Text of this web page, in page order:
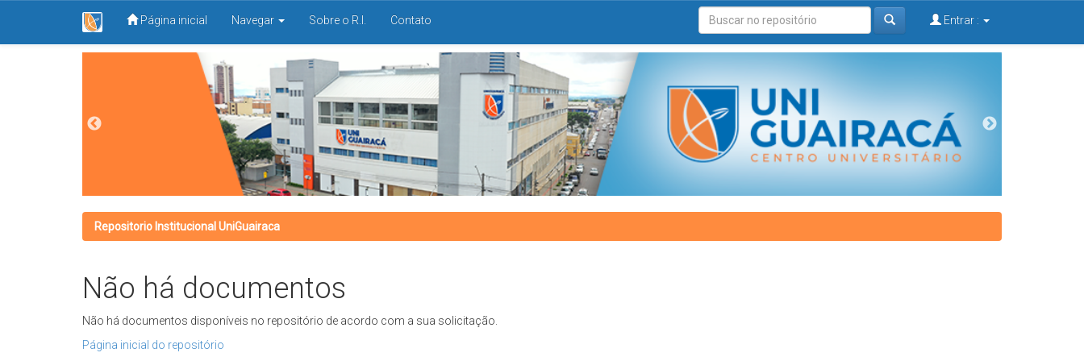
Página inicial Navegar Sobre o R.I. Contato Entrar :
Repositorio Institucional UniGuairaca
Não há documentos
Não há documentos disponíveis no repositório de acordo com a sua solicitação.
Página inicial do repositório